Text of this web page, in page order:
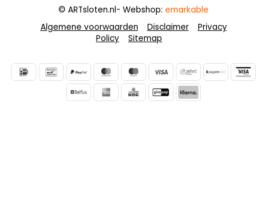
Algemene voorwaarden Disclaimer
Privacy
Policy
Sitemap
© ARTsloten.nl- Webshop: emarkable